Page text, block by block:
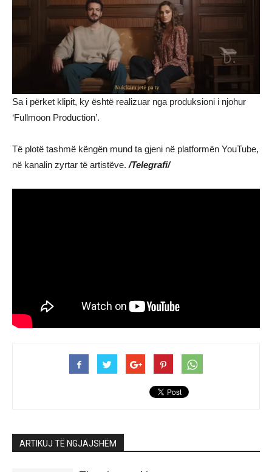
Sa i përket klipit, ky është realizuar nga produksioni i njohur
‘Fullmoon Production’.
Të plotë tashmë këngën mund ta gjeni në platformën YouTube,
në kanalin zyrtar të artistëve. /Telegrafi/
ARTIKUJ TË NGJAJSHËM